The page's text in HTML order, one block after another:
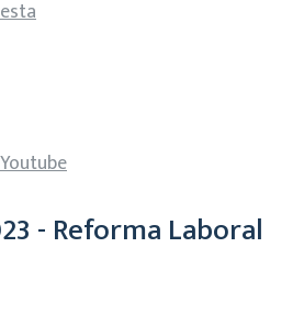
Youtube
- Reforma Laboral